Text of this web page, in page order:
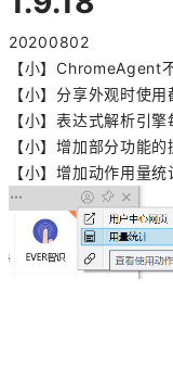
20200802
【小】ChromeAgent
【小】分享外观时使
【小】表达式解析引
【小】增加部分功能的
【小】增加动作用量统